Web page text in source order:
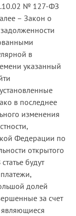
№ 127-ФЗ
– Закон о
в
указанный
в последнее
изменения
Федерации по
открытого
будут
долей
за счет
являющиеся